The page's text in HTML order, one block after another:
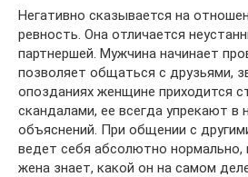
Негативно сказывается на
ревность. Она отличается
партнершей. Мужчина начинает
позволяет общаться с друзьями,
опозданиях женщине приходится
скандалами, ее всегда упрекают в
объяснений. При общении с
ведет себя абсолютно
жена знает, какой он на самом